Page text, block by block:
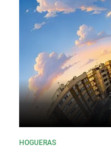
HOGUERAS